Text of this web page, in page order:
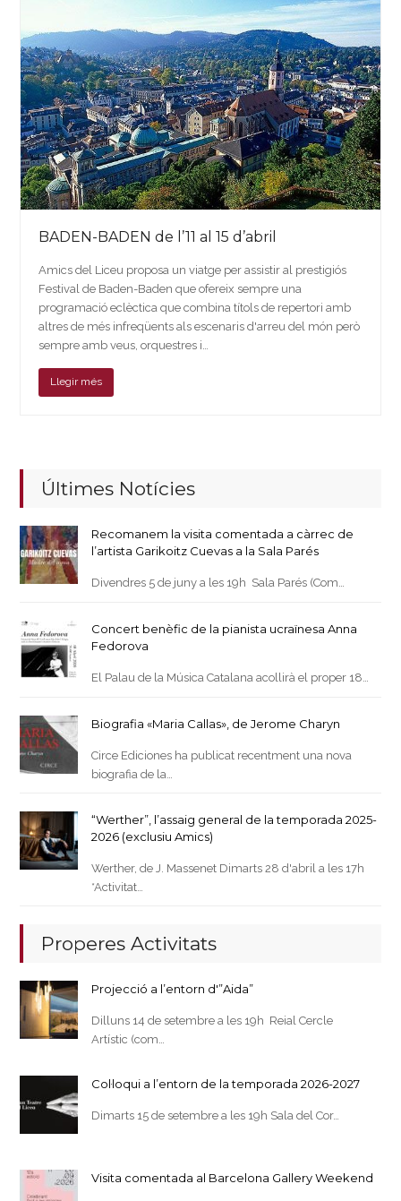
BADEN-BADEN de l’11 al 15 d’abril
Amics del Liceu proposa un viatge per assistir al prestigiós
Festival de Baden-Baden que ofereix sempre una
programació eclèctica que combina títols de repertori amb
altres de més infreqüents als escenaris d'arreu del món però
sempre amb veus, orquestres i…
Llegir més
Últimes Notícies
Recomanem la visita comentada a càrrec de
l’artista Garikoitz Cuevas a la Sala Parés
Divendres 5 de juny a les 19h Sala Parés (Com…
Concert benèfic de la pianista ucraïnesa Anna
Fedorova
El Palau de la Música Catalana acollirà el proper 18…
Biografia «Maria Callas», de Jerome Charyn
Circe Ediciones ha publicat recentment una nova
biografia de la…
“Werther”, l’assaig general de la temporada 2025-
2026 (exclusiu Amics)
Werther, de J. Massenet Dimarts 28 d'abril a les 17h
*Activitat…
Properes Activitats
Projecció a l’entorn d'”Aida”
Dilluns 14 de setembre a les 19h Reial Cercle
Artístic (com…
Col·loqui a l’entorn de la temporada 2026-2027
Dimarts 15 de setembre a les 19h Sala del Cor…
Visita comentada al Barcelona Gallery Weekend